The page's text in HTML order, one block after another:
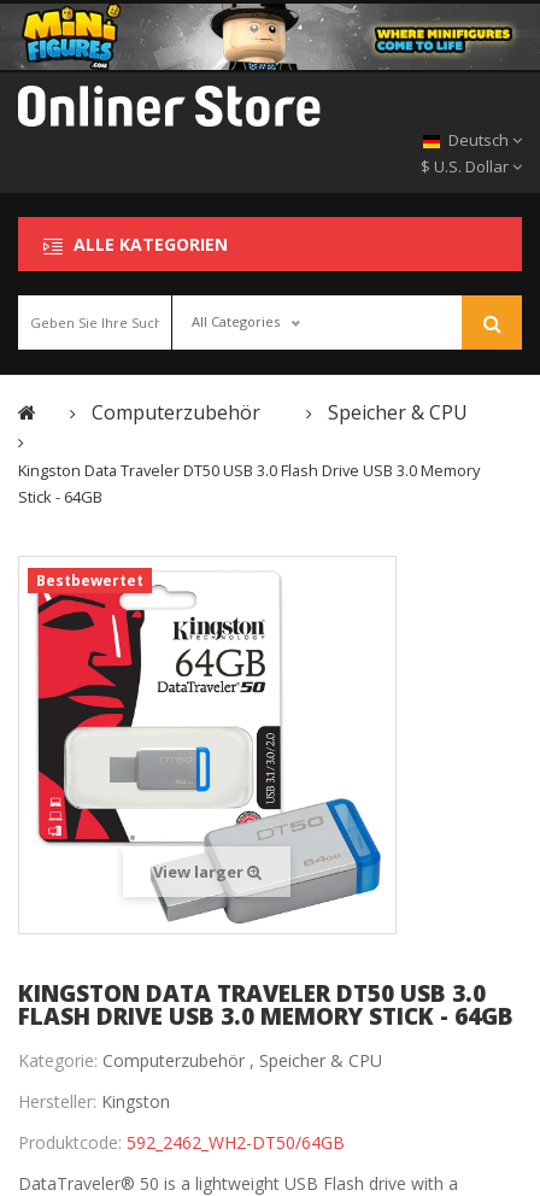
Deutsch
$ U.S. Dollar
ALLE KATEGORIEN
All Categories
Computerzubehör Speicher & CPU
Kingston Data Traveler DT50 USB 3.0 Flash Drive USB 3.0 Memory
Stick - 64GB
Bestbewertet
View larger
KINGSTON DATA TRAVELER DT50 USB 3.0
FLASH DRIVE USB 3.0 MEMORY STICK - 64GB
Kategorie: Computerzubehör , Speicher & CPU
Hersteller: Kingston
Produktcode: 592_2462_WH2-DT50/64GB
DataTraveler® 50 is a lightweight USB Flash drive with a